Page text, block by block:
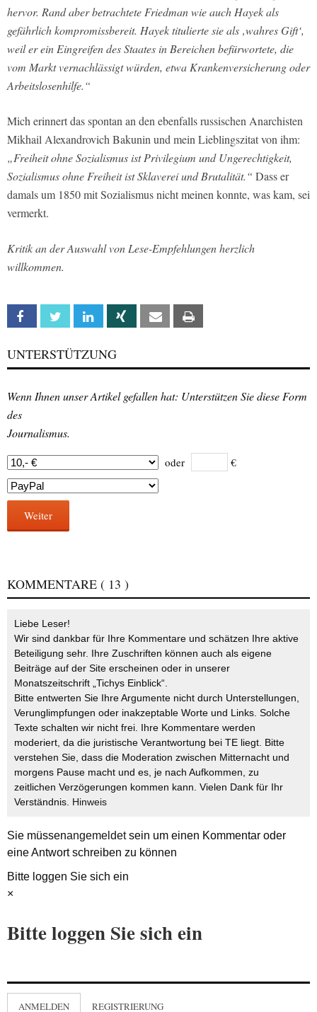
hervor. Rand aber betrachtete Friedman wie auch Hayek als
gefährlich kompromissbereit. Hayek titulierte sie als ‚wahres Gift‘,
weil er ein Eingreifen des Staates in Bereichen befürwortete, die
vom Markt vernachlässigt würden, etwa Krankenversicherung oder
Arbeitslosenhilfe.“
Mich erinnert das spontan an den ebenfalls russischen Anarchisten
Mikhail Alexandrovich Bakunin und mein Lieblingszitat von ihm:
„Freiheit ohne Sozialismus ist Privilegium und Ungerechtigkeit,
Sozialismus ohne Freiheit ist Sklaverei und Brutalität.“ Dass er
damals um 1850 mit Sozialismus nicht meinen konnte, was kam, sei
vermerkt.
Kritik an der Auswahl von Lese-Empfehlungen herzlich
willkommen.
Facebook Twitter Linkedin Xing Email
UNTERSTÜTZUNG
Wenn Ihnen unser Artikel gefallen hat: Unterstützen Sie diese Form
des
Journalismus.
oder €
Weiter
KOMMENTARE ( 13 )
Liebe Leser!
Wir sind dankbar für Ihre Kommentare und schätzen Ihre aktive
Beteiligung sehr. Ihre Zuschriften können auch als eigene
Beiträge auf der Site erscheinen oder in unserer
Monatszeitschrift „Tichys Einblick“.
Bitte entwerten Sie Ihre Argumente nicht durch Unterstellungen,
Verunglimpfungen oder inakzeptable Worte und Links. Solche
Texte schalten wir nicht frei. Ihre Kommentare werden
moderiert, da die juristische Verantwortung bei TE liegt. Bitte
verstehen Sie, dass die Moderation zwischen Mitternacht und
morgens Pause macht und es, je nach Aufkommen, zu
zeitlichen Verzögerungen kommen kann. Vielen Dank für Ihr
Verständnis. Hinweis
Sie müssenangemeldetsein um einen Kommentar oder
eine Antwort schreiben zu können
Bitte loggen Sie sich ein
×
Bitte loggen Sie sich ein
ANMELDEN REGISTRIERUNG